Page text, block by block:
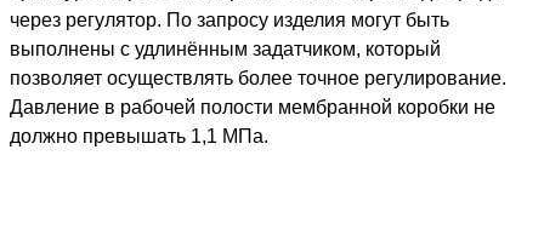
через регулятор. По запросу изделия могут быть
выполнены с удлинённым задатчиком, который
позволяет осуществлять более точное регулирование.
Давление в рабочей полости мембранной коробки не
должно превышать 1,1 МПа.